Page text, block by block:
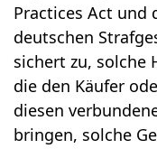
Practices Act und
deutschen
sichert zu, solche
die den Käufer
diesen
bringen, solche